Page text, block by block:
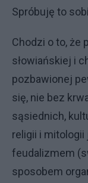
Spróbuję to
Chodzi o to, że
słowiańskiej i
pozbawionej
się, nie bez
sąsiednich,
religii i
feudalizmem
sposobem